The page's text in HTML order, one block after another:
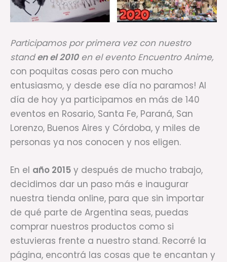
Participamos por primera vez con nuestro
standen el 2010en el evento Encuentro Anime,
con poquitas cosas pero con mucho
entusiasmo, y desde ese día no paramos! Al
día de hoy ya participamos en más de 140
eventos en Rosario, Santa Fe, Paraná, San
Lorenzo, Buenos Aires y Córdoba, y miles de
personas ya nos conocen y nos eligen.
En el año 2015 y después de mucho trabajo,
decidimos dar un paso más e inaugurar
nuestra tienda online, para que sin importar
de qué parte de Argentina seas, puedas
comprar nuestros productos como si
estuvieras frente a nuestro stand. Recorré la
página, encontrá las cosas que te encantan y